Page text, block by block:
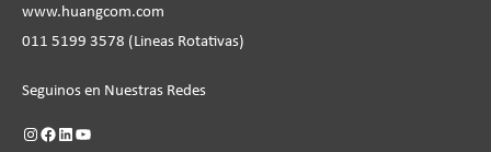
www.huangcom.com
011 5199 3578 (Lineas Rotativas)
Seguinos en Nuestras Redes